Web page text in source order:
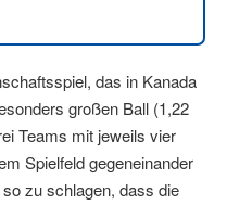
das in Kanada
großen Ball (1,22
Teams mit jeweils vier
Spielfeld gegeneinander
zu schlagen, dass die